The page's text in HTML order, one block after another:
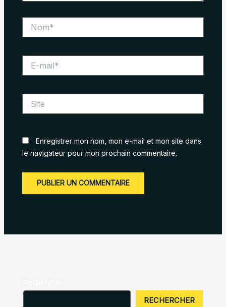
mail*
Enregistrer mon nom, mon e-mail et mon site dans
le navigateur pour mon prochain commentaire.
RECHERCHER